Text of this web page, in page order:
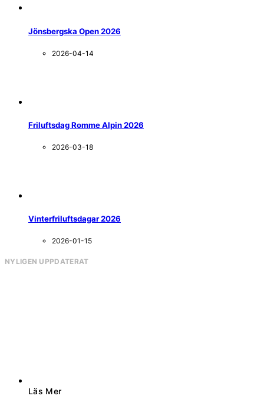
Jönsbergska Open 2026
2026-04-14
Friluftsdag Romme Alpin 2026
2026-03-18
Vinterfriluftsdagar 2026
2026-01-15
NYLIGEN UPPDATERAT
Läs Mer